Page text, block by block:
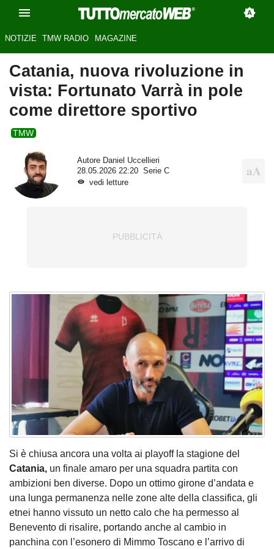
NOTIZIE TMW RADIO MAGAZINE
Catania, nuova rivoluzione in
vista: Fortunato Varrà in pole
come direttore sportivo
TMW
Autore Daniel Uccellieri
28.05.2026 22:20
Serie C
vedi letture
Si è chiusa ancora una volta ai playoff la stagione del
Catania, un finale amaro per una squadra partita con
ambizioni ben diverse. Dopo un ottimo girone d’andata e
una lunga permanenza nelle zone alte della classifica, gli
etnei hanno vissuto un netto calo che ha permesso al
Benevento di risalire, portando anche al cambio in
panchina con l’esonero di Mimmo Toscano e l’arrivo di